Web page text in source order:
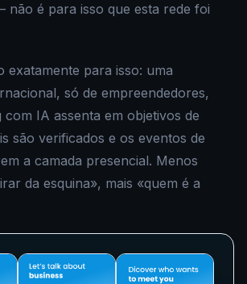
não é para isso que esta rede foi
exatamente para isso: uma
só de empreendedores,
IA assenta em objetivos de
são verificados e os eventos de
a camada presencial. Menos
da esquina», mais «quem é a